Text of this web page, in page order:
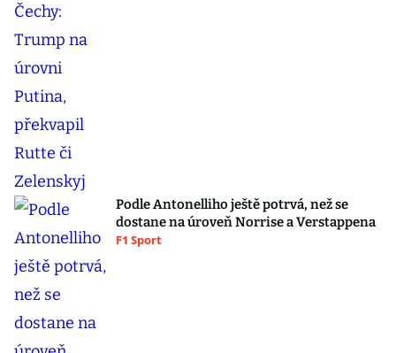
Podle Antonelliho ještě potrvá, než se
dostane na úroveň Norrise a Verstappena
F1 Sport